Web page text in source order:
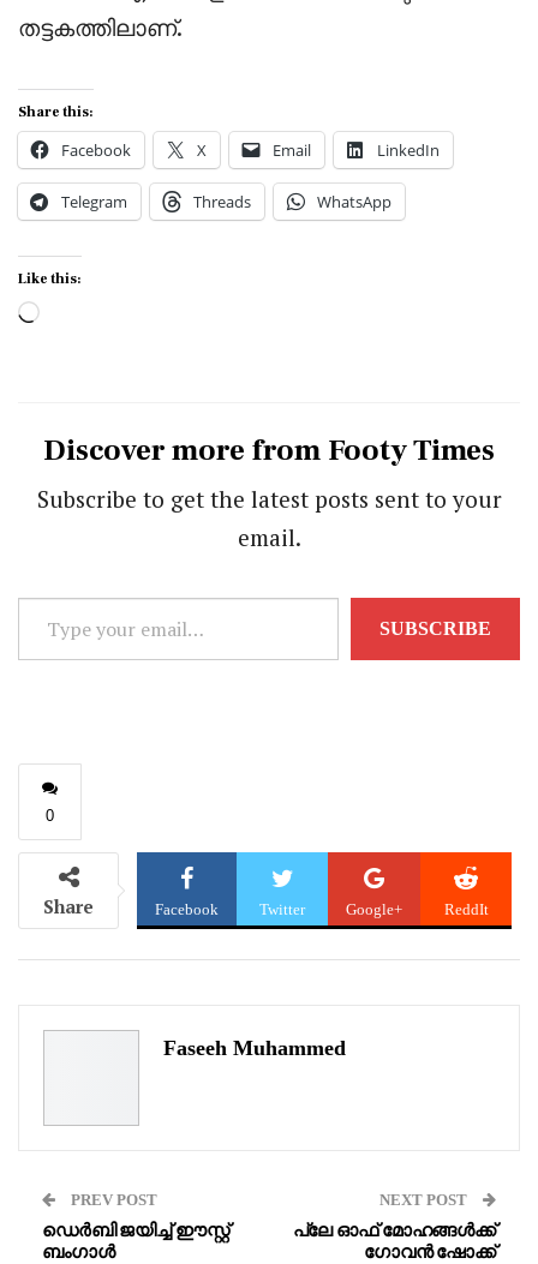
തട്ടകത്തിലാണ്.
Share this:
Facebook X Email LinkedIn
Telegram Threads WhatsApp
Like this:
Loading…
Discover more from Footy Times
Subscribe to get the latest posts sent to your
email.
your
SUBSCRIBE
0
Share Facebook Twitter Google+ ReddIt
Faseeh Muhammed
PREV POST
ഡെർബി ജയിച്ച് ഈസ്റ്റ്
ബംഗാൾ
NEXT POST
പ്ലേ ഓഫ് മോഹങ്ങൾക്ക്
ഗോവൻ ഷോക്ക്